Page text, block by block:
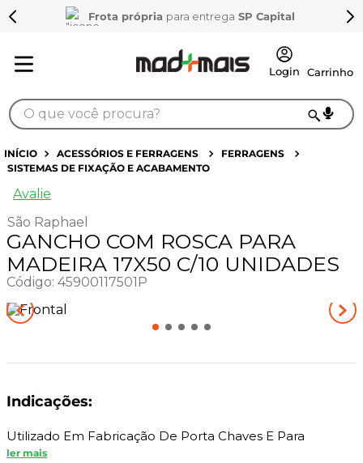
Frota própria para entrega SP Capital
O que você procura?
ACESSÓRIOS E FERRAGENS
FERRAGENS
SISTEMAS DE FIXAÇÃO E ACABAMENTO
Avalie
São Raphael
GANCHO COM ROSCA PARA
MADEIRA 17X50 C/10 UNIDADES
Código: 45900117501P
Indicações:
Utilizado Em Fabricação De Porta Chaves E Para
Aplicação Em Madeira.
ler mais
TERMOS MAIS BUSCADOS
1º
sarrafo
2º
3 º
compensado naval
4º
bagum
5º
mdf 15mm
6º
puxador
9º
pinus
10º mdf cru